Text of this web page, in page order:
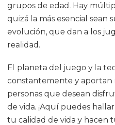
grupos de edad. Hay
quizá la más esencial sean
evolución, que dan a los
realidad.
El planeta del juego y la
constantemente y aportan
personas que desean
de vida. ¡Aquí puedes
tu calidad de vida y hacen